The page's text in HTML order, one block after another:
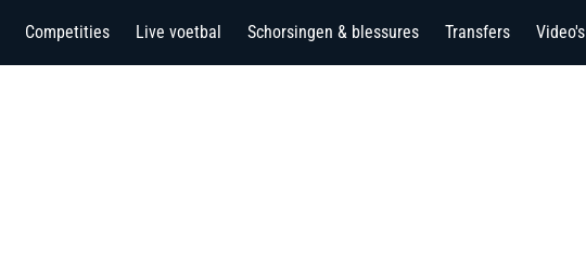
Competities Live voetbal Schorsingen & blessures Transfers Video's